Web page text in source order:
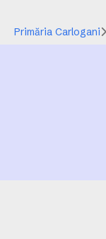
Primăria Carlogani